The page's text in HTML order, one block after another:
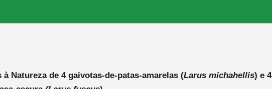
à Natureza de 4 gaivotas-de-patas-amarelas (Larus michahellis) e 4